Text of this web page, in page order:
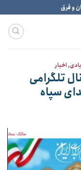
و فرق
,اخبار
تلگرامی
سپاه